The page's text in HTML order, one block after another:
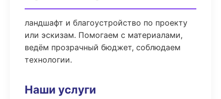
ландшафт и благоустройство по проекту
или эскизам. Помогаем с материалами,
ведём прозрачный бюджет, соблюдаем
технологии.
Наши услуги